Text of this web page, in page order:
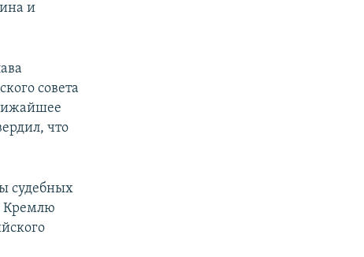
и
совета
что
судебных
Кремлю